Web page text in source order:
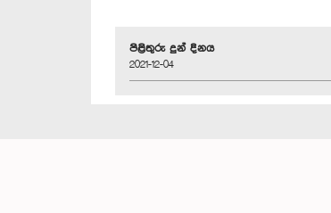
පිළිතුරු දුන් දිනය
2021-12-04